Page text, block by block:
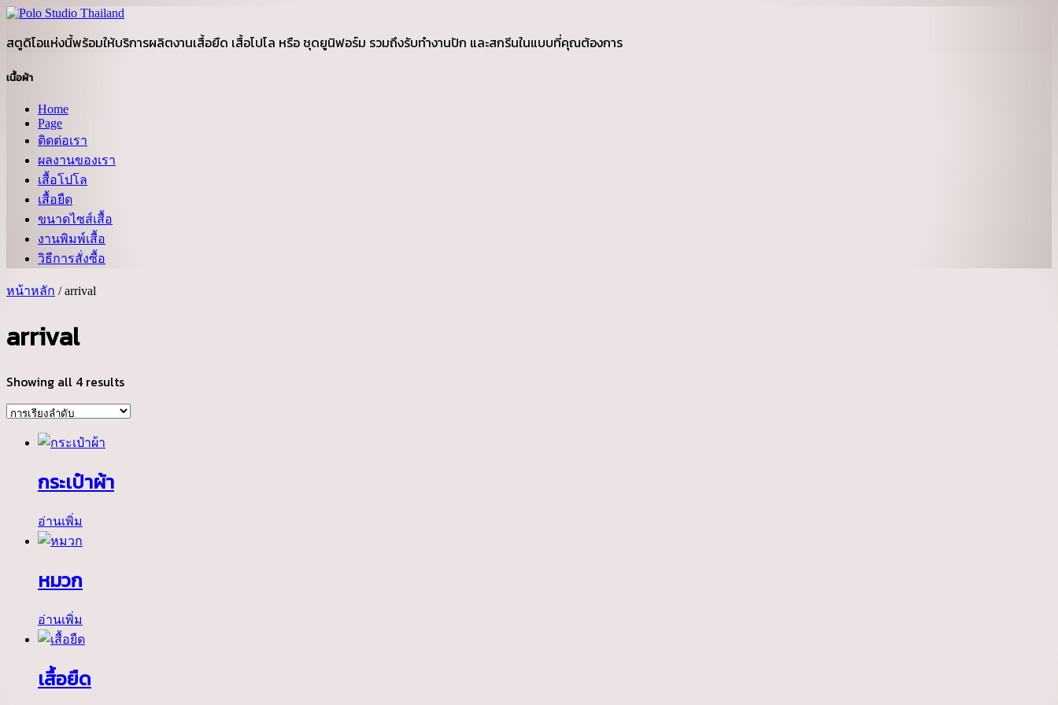
สตูดิโอแห่งนี้พร้อมให้บริการผลิตงานเสื้อยืด เสื้อโปโล หรือ ชุดยูนิฟอร์ม รวมถึงรับทำงานปัก และสกรีนในแบบที่คุณต้องการ
เนื้อผ้า
Home
Page
ติดต่อเรา
ผลงานของเรา
เสื้อโปโล
เสื้อยืด
ขนาดไซส์เสื้อ
งานพิมพ์เสื้อ
วิธีการสั่งซื้อ
หน้าหลัก / arrival
arrival
Showing all 4 results
กระเป๋าผ้า
อ่านเพิ่ม
หมวก
อ่านเพิ่ม
เสื้อยืด